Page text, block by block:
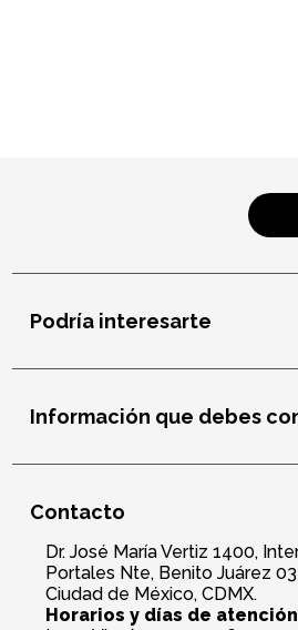
Podría interesarte
Información que debes
Contacto
Dr. José María Vertiz 1400,
Portales Nte, Benito Juárez
Ciudad de México, CDMX.
Horarios y días de